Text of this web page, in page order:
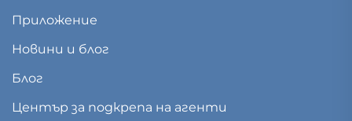
Приложение
Новини и блог
Блог
Център за подкрепа на агенти